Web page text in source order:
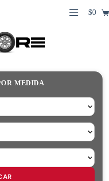
Carro
$0
MEDIDA